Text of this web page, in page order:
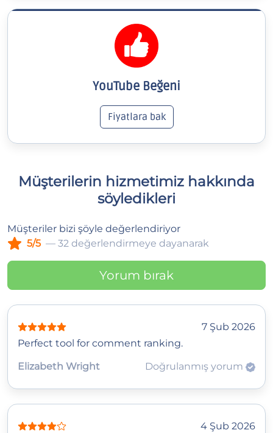
YouTube Beğeni
Fiyatlara bak
Müşterilerin hizmetimiz hakkında
söyledikleri
Müşteriler bizi şöyle değerlendiriyor
5/5 — 32 değerlendirmeye dayanarak
Yorum bırak
7 Şub 2026
Perfect tool for comment ranking.
Elizabeth Wright
Doğrulanmış yorum
4 Şub 2026